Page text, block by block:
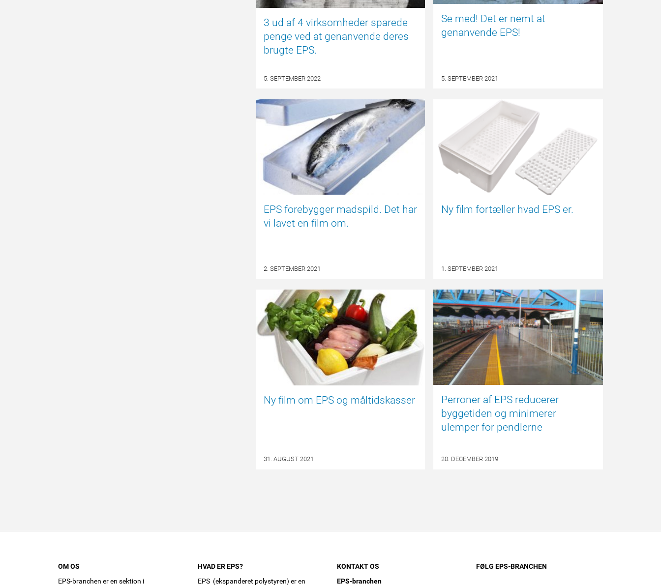
3 ud af 4 virksomheder sparede
penge ved at genanvende deres
brugte EPS.
5. SEPTEMBER 2022
Se med! Det er nemt at
genanvende EPS!
5. SEPTEMBER 2021
EPS forebygger madspild. Det har
vi lavet en film om.
2. SEPTEMBER 2021
NYHED
Ny film fortæller hvad EPS er.
1. SEPTEMBER 2021
Ny film om EPS og måltidskasser
31. AUGUST 2021
Perroner af EPS reducerer
byggetiden og minimerer
ulemper for pendlerne
20. DECEMBER 2019
EPSBLOGGEN
OM OS
EPS-branchen er en sektion i
HVAD ER EPS?
EPS (ekspanderet polystyren) er en
KONTAKT OS
EPS-branchen
FØLG EPS-BRANCHEN